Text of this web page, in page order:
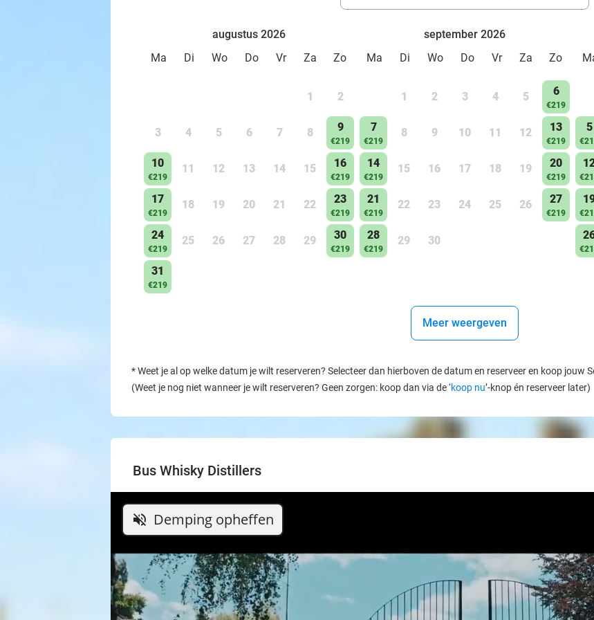
augustus 2026
Ma
Di Wo Do Vr Za Zo
1 2
3 4 5 6 7 8 9
€219
10
€219
11 12 13 14 15 16
€219
17
€219
18 19 20 21 22 23
€219
24
€219
25 26 27 28 29 30
€219
31
€219
september 2026
Ma
Di Wo Do Vr Za Zo
1 2 3 4 5 6
€219
7
€219
8 9 10 11 12 13
€219
14
€219
15 16 17 18 19 20
€219
21
€219
22 23 24 25 26 27
€219
28
€219
29 30
5
Meer weergeven
*Weet je al op welke datum je wilt reserveren? Selecteer dan hierboven de datum en reserveer en koop jouw
(Weet je nog niet wanneer je wilt reserveren? Geen zorgen: koop dan via de ‘koop nu’-knop én reserveer later)
Bus Whisky Distillers
volume_off Demping opheffen